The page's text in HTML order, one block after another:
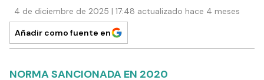
4 de diciembre de 2025 | 17:48 actualizado hace 4 meses
Añadir como fuente en
NORMA SANCIONADA EN 2020